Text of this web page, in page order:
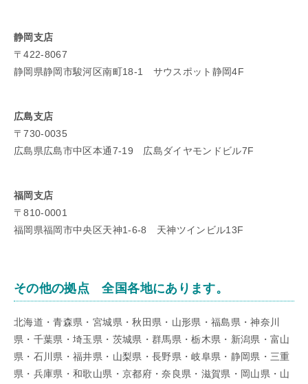
静岡支店
〒422-8067
静岡県静岡市駿河区南町18-1 サウスポット静岡4F
広島支店
〒730-0035
広島県広島市中区本通7-19 広島ダイヤモンドビル7F
福岡支店
〒810-0001
福岡県福岡市中央区天神1-6-8 天神ツインビル13F
その他の拠点 全国各地にあります。
北海道・青森県・宮城県・秋田県・山形県・福島県・神奈川
県・千葉県・埼玉県・茨城県・群馬県・栃木県・新潟県・富山
県・石川県・福井県・山梨県・長野県・岐阜県・静岡県・三重
県・兵庫県・和歌山県・京都府・奈良県・滋賀県・岡山県・山